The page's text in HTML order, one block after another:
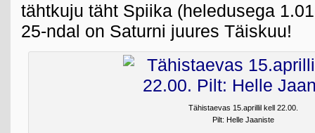
tähtkuju täht Spiika (heledusega
25-ndal on Saturni juures Täiskuu!
Tähistaevas 15.aprillil kell 22.00.
Pilt: Helle Jaaniste